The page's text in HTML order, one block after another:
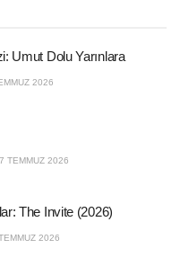
Umut Dolu Yarınlara
2026
TEMMUZ 2026
The Invite (2026)
2026